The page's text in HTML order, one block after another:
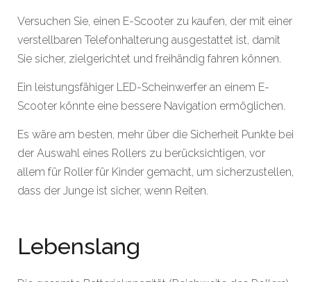
Versuchen Sie, einen E-Scooter zu kaufen, der mit einer
verstellbaren Telefonhalterung ausgestattet ist, damit
Sie sicher, zielgerichtet und freihändig fahren können.
Ein leistungsfähiger LED-Scheinwerfer an einem E-
Scooter könnte eine bessere Navigation ermöglichen.
Es wäre am besten, mehr über die Sicherheit Punkte bei
der Auswahl eines Rollers zu berücksichtigen, vor
allem für Roller für Kinder gemacht, um sicherzustellen,
dass der Junge ist sicher, wenn Reiten.
Lebenslang